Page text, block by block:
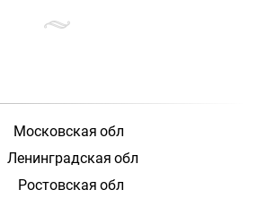
Московская обл
Ленинградская обл
Ростовская обл